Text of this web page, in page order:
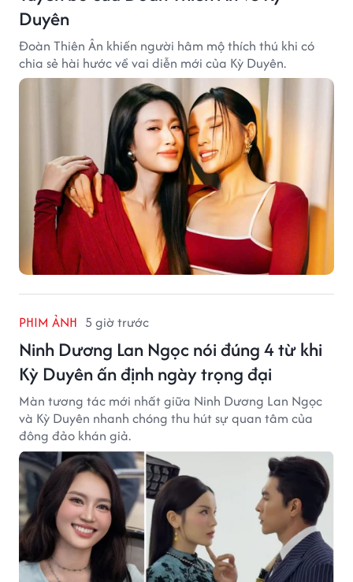
Duyên
Đoàn Thiên Ân khiến người hâm mộ thích thú khi có
chia sẻ hài hước về vai diễn mới của Kỳ Duyên.
PHIM ẢNH 5 giờ trước
Ninh Dương Lan Ngọc nói đúng 4 từ khi
Kỳ Duyên ấn định ngày trọng đại
Màn tương tác mới nhất giữa Ninh Dương Lan Ngọc
và Kỳ Duyên nhanh chóng thu hút sự quan tâm của
đông đảo khán giả.